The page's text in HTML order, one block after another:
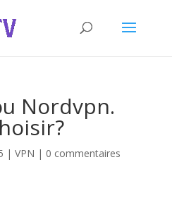
Nordvpn.
| VPN | 0 commentaires